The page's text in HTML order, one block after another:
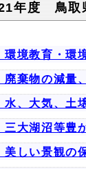
年度 鳥取
境教育・環
棄物の減量
、大気、土
大湖沼等豊
しい景観の